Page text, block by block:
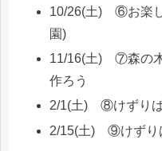
10/26(土) ⑥お楽し
園)
11/16(土) ⑦森の
作ろう
2/1(土) ⑧けずり
2/15(土) ⑨けずり